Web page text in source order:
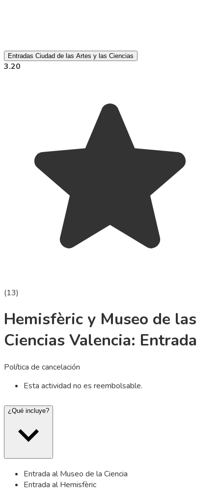
Entradas Ciudad de las Artes y las Ciencias
3.20
(13)
Hemisfèric y Museo de las
Ciencias Valencia: Entrada
Política de cancelación
Esta actividad no es reembolsable.
¿Qué incluye?
Entrada al Museo de la Ciencia
Entrada al Hemisfèric